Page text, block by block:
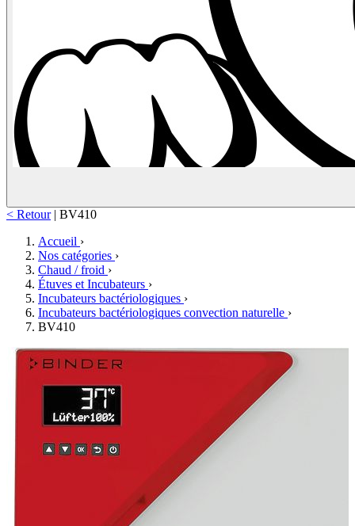
< Retour | BV410
Accueil ›
Nos catégories ›
Chaud / froid ›
Étuves et Incubateurs ›
Incubateurs bactériologiques ›
Incubateurs bactériologiques convection naturelle ›
BV410